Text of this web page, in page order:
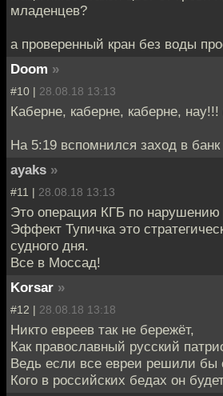
младенцев?
а проверенный кран без воды
Doom »
#10 | 28.08.18 13:13
Каберне, каберне, каберне, нау!!!
На 5:19 вспомнился заход в
ayaks »
#11 | 28.08.18 13:13
Это операция КГБ по
Эффект Тупичка это
судного дня.
Все в Моссад!
Korsar »
#12 | 28.08.18 13:18
Никто евреев так не бережёт,
Как православный русский
Ведь если все евреи решили бы
Кого в российских бедах он